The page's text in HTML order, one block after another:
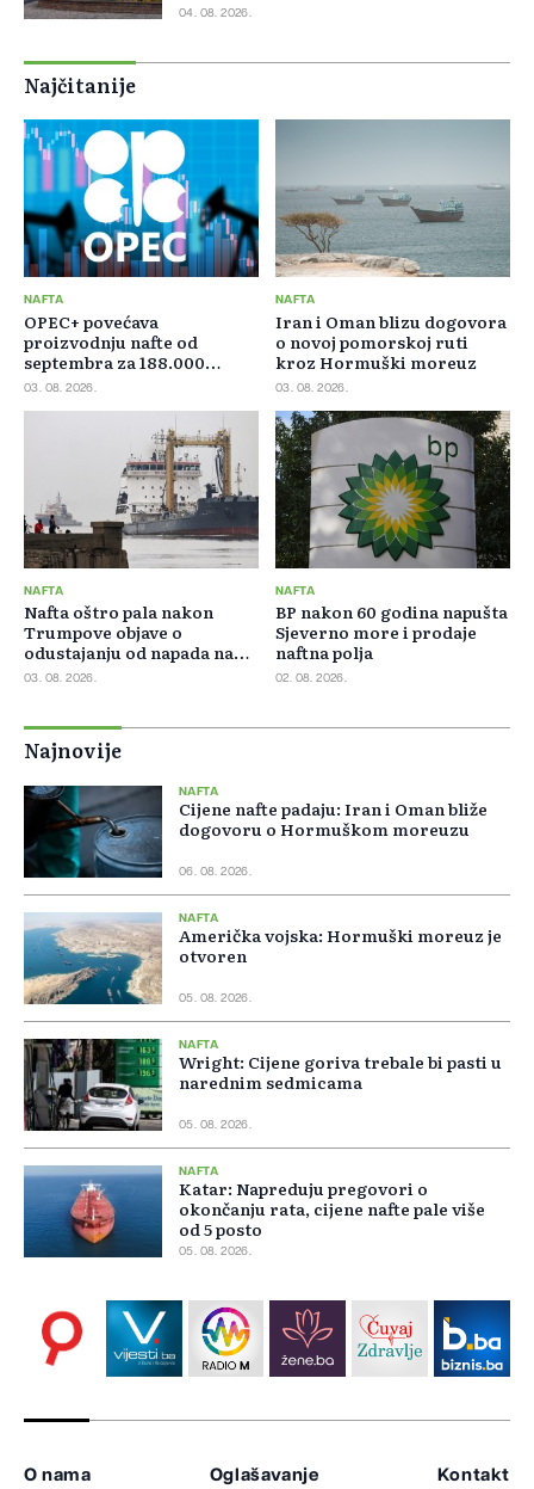
04. 08. 2026.
Najčitanije
NAFTA
OPEC+ povećava
proizvodnju nafte od
septembra za 188.000
barela dnevno
03. 08. 2026.
NAFTA
Iran i Oman blizu dogovora
o novoj pomorskoj ruti
kroz Hormuški moreuz
03. 08. 2026.
NAFTA
Nafta oštro pala nakon
Trumpove objave o
odustajanju od napada na
Iran
03. 08. 2026.
NAFTA
BP nakon 60 godina napušta
Sjeverno more i prodaje
naftna polja
02. 08. 2026.
Najnovije
NAFTA
Cijene nafte padaju: Iran i Oman bliže
dogovoru o Hormuškom moreuzu
06. 08. 2026.
NAFTA
Američka vojska: Hormuški moreuz je
otvoren
05. 08. 2026.
NAFTA
Wright: Cijene goriva trebale bi pasti u
narednim sedmicama
05. 08. 2026.
NAFTA
Katar: Napreduju pregovori o
okončanju rata, cijene nafte pale više
od 5 posto
05. 08. 2026.
O nama Oglašavanje Kontakt